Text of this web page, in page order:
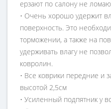
ерзают по салону не
• Очень хорошо удержит
поверхность. Это
торможении, а также на
удерживать влагу не
ковролин.
• Все коврики передние и
высотой 2,5см
• Усиленный подпятник у